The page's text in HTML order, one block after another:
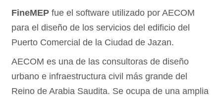
FineMEP fue el software utilizado por AECOM
para el diseño de los servicios del edificio del
Puerto Comercial de la Ciudad de Jazan.
AECOM es una de las consultoras de diseño
urbano e infraestructura civil más grande del
Reino de Arabia Saudita. Se ocupa de una amplia